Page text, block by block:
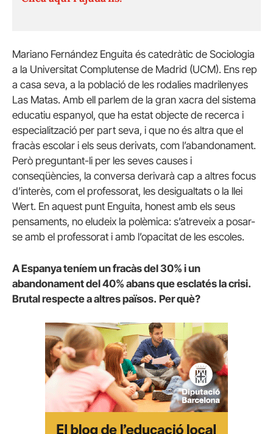
Mariano Fernández Enguita és catedràtic de Sociologia
a la Universitat Complutense de Madrid (UCM). Ens rep
a casa seva, a la població de les rodalies madrilenyes
Las Matas. Amb ell parlem de la gran xacra del sistema
educatiu espanyol, que ha estat objecte de recerca i
especialització per part seva, i que no és altra que el
fracàs escolar i els seus derivats, com l’abandonament.
Però preguntant-li per les seves causes i
conseqüències, la conversa derivarà cap a altres focus
d’interès, com el professorat, les desigualtats o la llei
Wert. En aquest punt Enguita, honest amb els seus
pensaments, no eludeix la polèmica: s’atreveix a posar-
se amb el professorat i amb l’opacitat de les escoles.
A Espanya teníem un fracàs del 30% i un
abandonament del 40% abans que esclatés la crisi.
Brutal respecte a altres països. Per què?